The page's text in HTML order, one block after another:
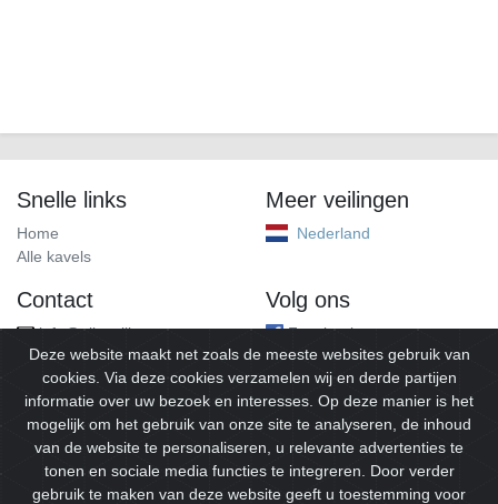
Snelle links
Home
Alle kavels
Meer veilingen
Nederland
Contact
info@alleveilingen.net
Volg ons
Facebook
© 2026Alleveilingen.Alle rechten voorbehouden.
Deze website maakt net zoals de meeste websites gebruik van
cookies. Via deze cookies verzamelen wij en derde partijen
informatie over uw bezoek en interesses. Op deze manier is het
mogelijk om het gebruik van onze site te analyseren, de inhoud
van de website te personaliseren, u relevante advertenties te
tonen en sociale media functies te integreren. Door verder
gebruik te maken van deze website geeft u toestemming voor